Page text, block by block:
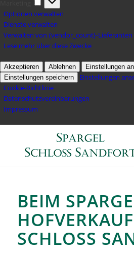
Optionen verwalten
Dienste verwalten
Verwalten von {vendor_count}-Lieferanten
Lese mehr über diese Zwecke
Akzeptieren Ablehnen
Einstellungen
Einstellungen speichern
Einstellungen
Cookie-Richtlinie
Datenschutzvereinbarungen
Impressum
BEIM
SCHLOSS